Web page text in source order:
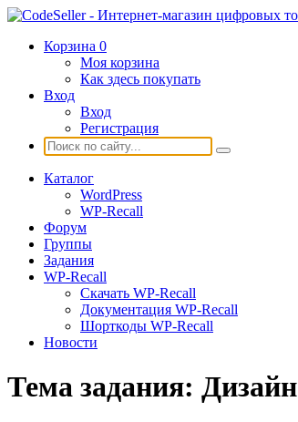
Корзина 0
Моя корзина
Как здесь покупать
Вход
Вход
Регистрация
Каталог
WordPress
WP-Recall
Форум
Группы
Задания
WP-Recall
Скачать WP-Recall
Документация WP-Recall
Шорткоды WP-Recall
Новости
Тема задания: Дизайн